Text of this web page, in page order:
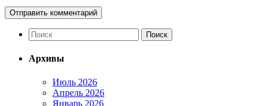
Архивы
Июль 2026
Апрель 2026
Январь 2026